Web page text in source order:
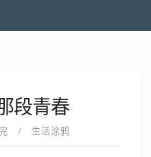
段青春
生活涂鸦